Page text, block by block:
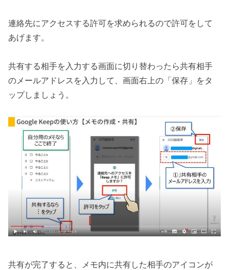
連絡先にアクセスする許可を求められるので許可をして
あげます。
共有する相手を入力する画面に切り替わったら共有相手
のメールアドレスを入力して、画面右上の「保存」をタ
ップしましょう。
共有が完了すると、メモ内に共有した相手のアイコンが